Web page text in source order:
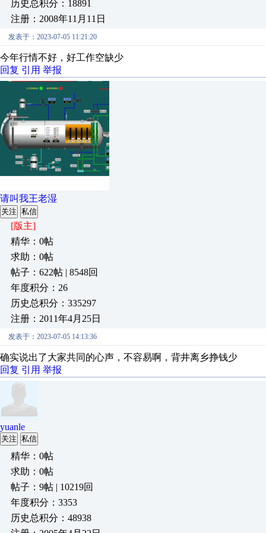
历史总积分：18891
注册：2008年11月11日
发表于：2023-07-05 11:21:20
今年行情不好，好工作空缺少
回复 引用 举报
请叫我王老湿
关注 私信
[版主]
精华：0帖
求助：0帖
帖子：622帖 | 8548回
年度积分：26
历史总积分：335297
注册：2011年4月25日
发表于：2023-07-05 14:13:36
确实说出了大家共同的心声，不容易啊，背井离乡挣钱少
回复 引用 举报
yuanle
关注 私信
精华：0帖
求助：0帖
帖子：9帖 | 10219回
年度积分：3353
历史总积分：48938